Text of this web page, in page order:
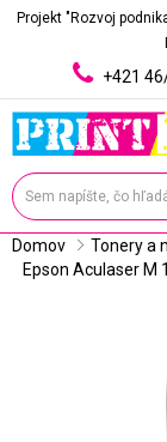
Projekt "Rozvoj
+421
Domov Tonery a
Epson Aculaser M